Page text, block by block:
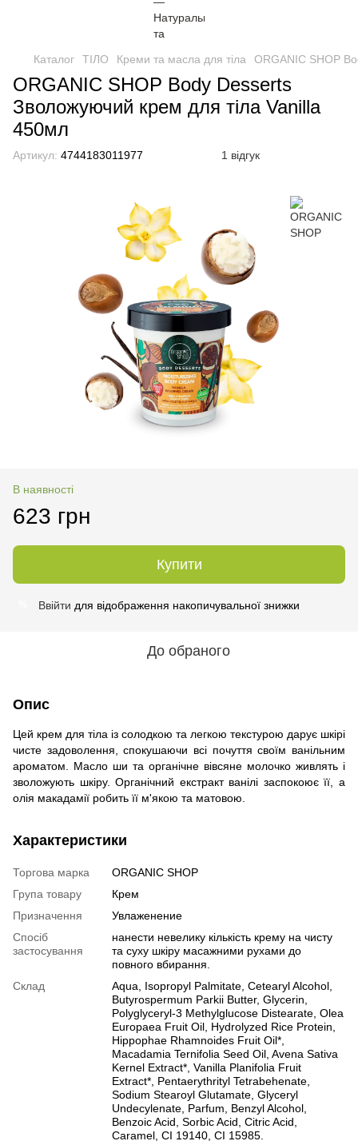
Каталог ТІЛО Креми та масла для тіла ORGANIC SHOP
ORGANIC SHOP Body Desserts
Зволожуючий крем для тіла Vanilla
450мл
Артикул: 4744183011977 1 відгук
В наявності
623 грн
Купити
Ввійти для відображення накопичувальної знижки
До обраного
Опис
Цей крем для тіла із солодкою та легкою текстурою дарує шкірі
чисте задоволення, спокушаючи всі почуття своїм ванільним
ароматом. Масло ши та органічне вівсяне молочко живлять і
зволожують шкіру. Органічний екстракт ванілі заспокоює її, а
олія макадамії робить її м'якою та матовою.
Характеристики
Торгова марка
ORGANIC SHOP
Група товару
Крем
Призначення
Увлаженение
Спосіб
застосування
нанести невелику кількість крему на чисту
та суху шкіру масажними рухами до
повного вбирання.
Склад
Aqua, Isopropyl Palmitate, Cetearyl Alcohol,
Butyrospermum Parkii Butter, Glycerin,
Polyglyceryl-3 Methylglucose Distearate, Olea
Europaea Fruit Oil, Hydrolyzed Rice Protein,
Hippophae Rhamnoides Fruit Oil*,
Macadamia Ternifolia Seed Oil, Avena Sativa
Kernel Extract*, Vanilla Planifolia Fruit
Extract*, Pentaerythrityl Tetrabehenate,
Sodium Stearoyl Glutamate, Glyceryl
Undecylenate, Parfum, Benzyl Alcohol,
Benzoic Acid, Sorbic Acid, Citric Acid,
Caramel, CI 19140, CI 15985.